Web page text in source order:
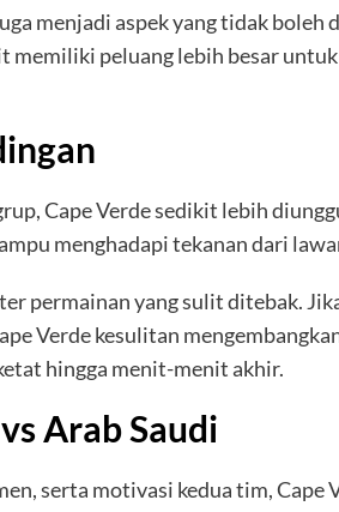
menjadi aspek yang tidak boleh
memiliki peluang lebih besar
Cape Verde sedikit lebih
menghadapi tekanan dari
permainan yang sulit ditebak.
Verde kesulitan
hingga menit-menit akhir.
Arab Saudi
serta motivasi kedua tim, Cape